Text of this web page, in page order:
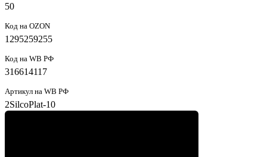
50
Код на OZON
1295259255
Код на WB РФ
316614117
Артикул на WB РФ
2SilcoPlat-10